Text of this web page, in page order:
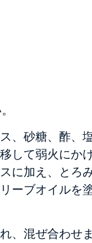
、砂糖、酢、
して弱火にか
に加え、とろ
ーブオイルを
、混ぜ合わせ